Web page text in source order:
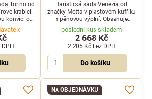
Torino od
krabici.
konvici o
teploměr
DPH
Baristická sada Venezia od
značky Motta v plastovém kufříku
s pěnovou výplní. Obsahuje
nerezové konvičky, teploměr a
nerezové pěchovadlo o průměru
58 mm.
poslední kus skladem
2 668 Kč
2 205 Kč bez DPH
Do košíku
NA OBJEDNÁVKU